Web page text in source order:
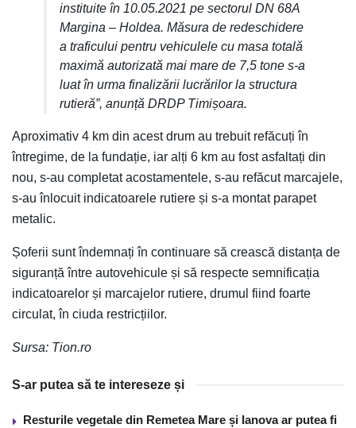
instituite în 10.05.2021 pe sectorul DN 68A
Margina – Holdea. Măsura de redeschidere
a traficului pentru vehiculele cu masa totală
maximă autorizată mai mare de 7,5 tone s-a
luat în urma finalizării lucrărilor la structura
rutieră”, anunță DRDP Timișoara.
Aproximativ 4 km din acest drum au trebuit refăcuți în
întregime, de la fundație, iar alți 6 km au fost asfaltați din
nou, s-au completat acostamentele, s-au refăcut marcajele,
s-au înlocuit indicatoarele rutiere și s-a montat parapet
metalic.
Șoferii sunt îndemnați în continuare să crească distanța de
siguranță între autovehicule și să respecte semnificația
indicatoarelor și marcajelor rutiere, drumul fiind foarte
circulat, în ciuda restricțiilor.
Sursa: Tion.ro
S-ar putea să te intereseze și
Resturile vegetale din Remetea Mare și Ianova ar putea fi